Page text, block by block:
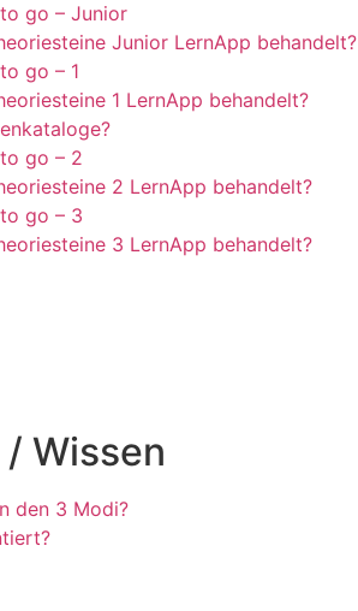
go – Junior
Junior LernApp behandelt?
go – 1
1 LernApp behandelt?
go – 2
2 LernApp behandelt?
go – 3
3 LernApp behandelt?
Wissen
den 3 Modi?